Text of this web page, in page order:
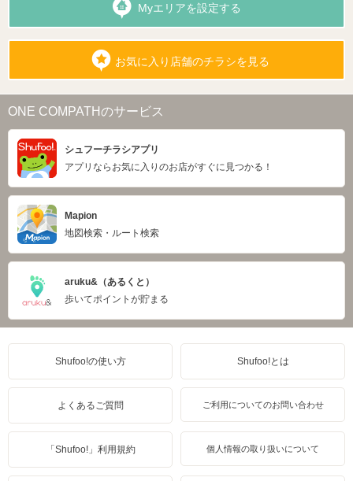
Myエリアを設定する
お気に入り店舗のチラシを見る
ONE COMPATHのサービス
シュフーチラシアプリ
アプリならお気に入りのお店がすぐに見つかる！
Mapion
地図検索・ルート検索
aruku&（あるくと）
歩いてポイントが貯まる
Shufoo!の使い方 Shufoo!とは
よくあるご質問 ご利用についてのお問い合わせ
「Shufoo!」利用規約 個人情報の取り扱いについて